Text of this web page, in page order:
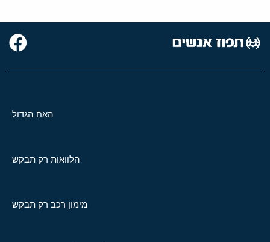
האח הגדול
הלוואות רק תבקש
מימון רכב רק תבקש